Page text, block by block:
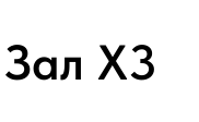
Зал X3